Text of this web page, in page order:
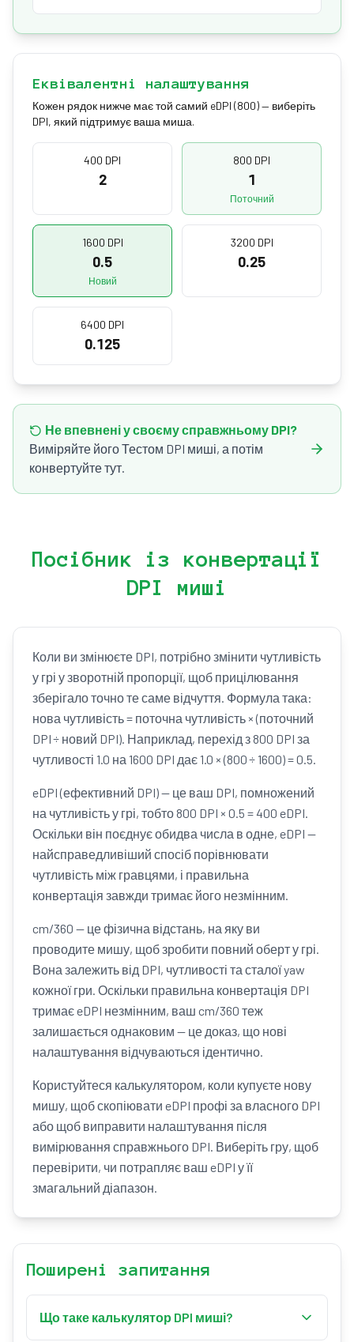
Еквівалентні налаштування
Кожен рядок нижче має той самий eDPI (800) — виберіть
DPI, який підтримує ваша миша.
400 DPI
2
800 DPI
1
Поточний
1600 DPI
0.5
Новий
3200 DPI
0.25
6400 DPI
0.125
Не впевнені у своєму справжньому DPI?
Виміряйте його Тестом DPI миші, а потім
конвертуйте тут.
Посібник із конвертації
DPI миші
Коли ви змінюєте DPI, потрібно змінити чутливість
у грі у зворотній пропорції, щоб прицілювання
зберігало точно те саме відчуття. Формула така:
нова чутливість = поточна чутливість × (поточний
DPI ÷ новий DPI). Наприклад, перехід з 800 DPI за
чутливості 1.0 на 1600 DPI дає 1.0 × (800 ÷ 1600) = 0.5.
eDPI (ефективний DPI) — це ваш DPI, помножений
на чутливість у грі, тобто 800 DPI × 0.5 = 400 eDPI.
Оскільки він поєднує обидва числа в одне, eDPI —
найсправедливіший спосіб порівнювати
чутливість між гравцями, і правильна
конвертація завжди тримає його незмінним.
cm/360 — це фізична відстань, на яку ви
проводите мишу, щоб зробити повний оберт у грі.
Вона залежить від DPI, чутливості та сталої yaw
кожної гри. Оскільки правильна конвертація DPI
тримає eDPI незмінним, ваш cm/360 теж
залишається однаковим — це доказ, що нові
налаштування відчуваються ідентично.
Користуйтеся калькулятором, коли купуєте нову
мишу, щоб скопіювати eDPI профі за власного DPI
або щоб виправити налаштування після
вимірювання справжнього DPI. Виберіть гру, щоб
перевірити, чи потрапляє ваш eDPI у її
змагальний діапазон.
Поширені запитання
Що таке калькулятор DPI миші?